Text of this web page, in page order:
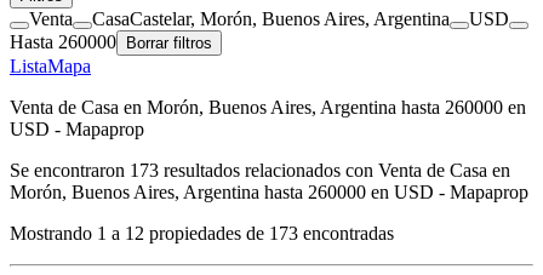
Venta CasaCastelar, Morón, Buenos Aires, Argentina
USD
Hasta 260000
Borrar filtros
ListaMapa
Venta de Casa en Morón, Buenos Aires, Argentina hasta 260000 en
USD - Mapaprop
Se encontraron 173 resultados relacionados con Venta de Casa en
Morón, Buenos Aires, Argentina hasta 260000 en USD - Mapaprop
Mostrando 1 a 12 propiedades de 173 encontradas